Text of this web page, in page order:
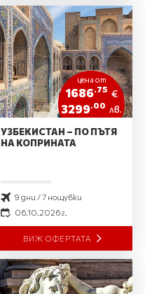
цена от
1686.75 €
3299 .00 лв.
УЗБЕКИСТАН – ПО ПЪТЯ
НА КОПРИНАТА
9 дни / 7 нощувки
06.10.2026 г.
ВИЖ ОФЕРТАТА